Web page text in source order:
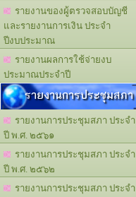
รายงานของผู้ตรวจสอบบัญชี
และรายงานการเงิน ประจำ
ปีงบประมาณ
รายงานผลการใช้จ่ายงบ
ประมาณประจำปี
รายงานการประชุมสภา
รายงานการประชุมสภา ประจำ
ปี พ.ศ. ๒๕๖๑
รายงานการประชุมสภา ประจำ
ปี พ.ศ. ๒๕๖๒
รายงานการประชุมสภา ประจำ